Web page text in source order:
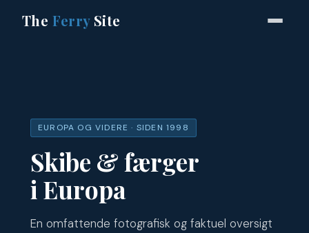
The FerrySite
EUROPA OG VIDERE · SIDEN 1998
Skibe & færger
i Europa
En omfattende fotografisk og faktuel oversigt